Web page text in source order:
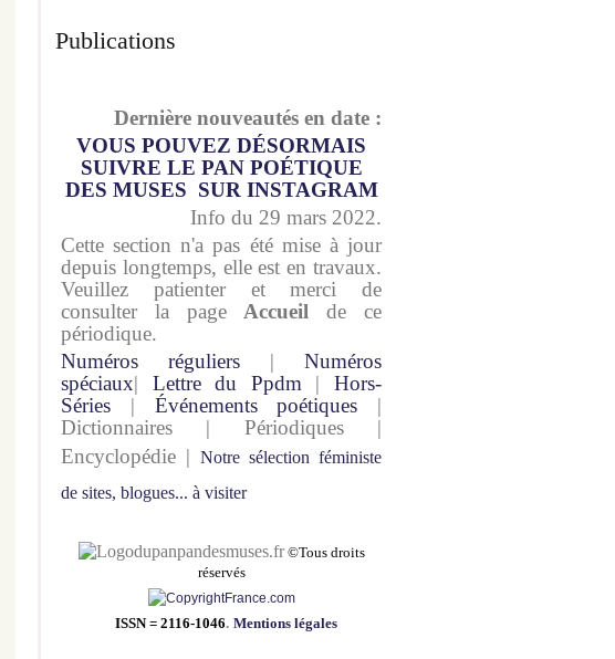
Publications
Dernière nouveautés en date :
VOUS POUVEZ DÉSORMAIS
SUIVRE LE PAN POÉTIQUE
DES MUSES SUR INSTAGRAM
Info du 29 mars 2022.
Cette section n'a pas été mise à jour
depuis longtemps, elle est en travaux.
Veuillez patienter et merci de
consulter la page Accueil de ce
périodique.
Numéros réguliers | Numéros
spéciaux| Lettre du Ppdm |Hors-
Séries | Événements poétiques |
Dictionnaires | Périodiques |
Encyclopédie | Notre sélection féministe
de sites, blogues... à visiter
pandesmuses.fr ©Tous droits
réservés
ISSN = 2116-1046. Mentions légales